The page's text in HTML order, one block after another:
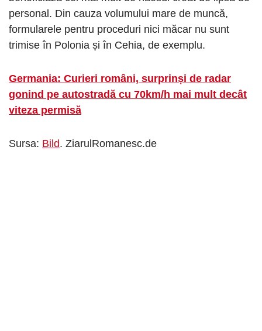
personal. Din cauza volumului mare de muncă,
formularele pentru proceduri nici măcar nu sunt
trimise în Polonia și în Cehia, de exemplu.
Germania: Curieri români, surprinși de radar
gonind pe autostradă cu 70km/h mai mult decât
viteza permisă
Sursa: Bild. ZiarulRomanesc.de